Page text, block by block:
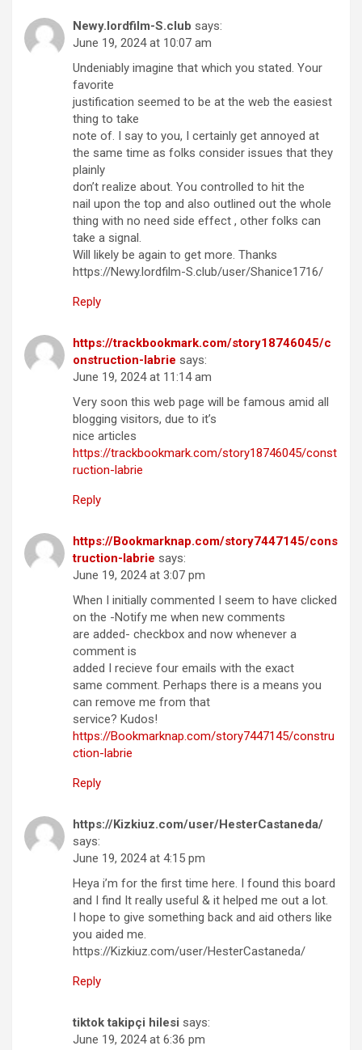
Newy.lordfilm-S.club says:
June 19, 2024 at 10:07 am
Undeniably imagine that which you stated. Your
favorite
justification seemed to be at the web the easiest
thing to take
note of. I say to you, I certainly get annoyed at
the same time as folks consider issues that they
plainly
don’t realize about. You controlled to hit the
nail upon the top and also outlined out the whole
thing with no need side effect , other folks can
take a signal.
Will likely be again to get more. Thanks
https://Newy.lordfilm-S.club/user/Shanice1716/
Reply
https://trackbookmark.com/story18746045/c
onstruction-labrie says:
June 19, 2024 at 11:14 am
Very soon this web page will be famous amid all
blogging visitors, due to it’s
nice articles
https://trackbookmark.com/story18746045/const
ruction-labrie
Reply
https://Bookmarknap.com/story7447145/cons
truction-labrie says:
June 19, 2024 at 3:07 pm
When I initially commented I seem to have clicked
on the -Notify me when new comments
are added- checkbox and now whenever a
comment is
added I recieve four emails with the exact
same comment. Perhaps there is a means you
can remove me from that
service? Kudos!
https://Bookmarknap.com/story7447145/constru
ction-labrie
Reply
https://Kizkiuz.com/user/HesterCastaneda/
says:
June 19, 2024 at 4:15 pm
Heya i’m for the first time here. I found this board
and I find It really useful & it helped me out a lot.
I hope to give something back and aid others like
you aided me.
https://Kizkiuz.com/user/HesterCastaneda/
Reply
tiktok takipçi hilesi says:
June 19, 2024 at 6:36 pm